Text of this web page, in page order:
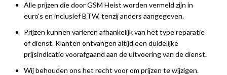
Alle prijzen die door GSM Heist worden vermeld zijn in
euro’s en inclusief BTW, tenzij anders aangegeven.
Prijzen kunnen variëren afhankelijk van het type reparatie
of dienst. Klanten ontvangen altijd een duidelijke
prijsindicatie voorafgaand aan de uitvoering van de dienst.
Wij behouden ons het recht voor om prijzen te wijzigen.